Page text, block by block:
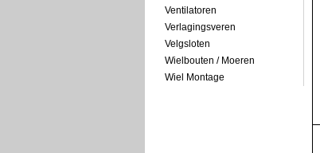
Ventilatoren
Verlagingsveren
Velgsloten
Wielbouten / Moeren
Wiel Montage